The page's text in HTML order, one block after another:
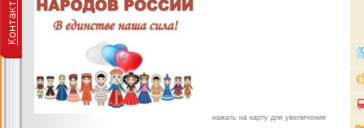
нажать на карту для увеличения